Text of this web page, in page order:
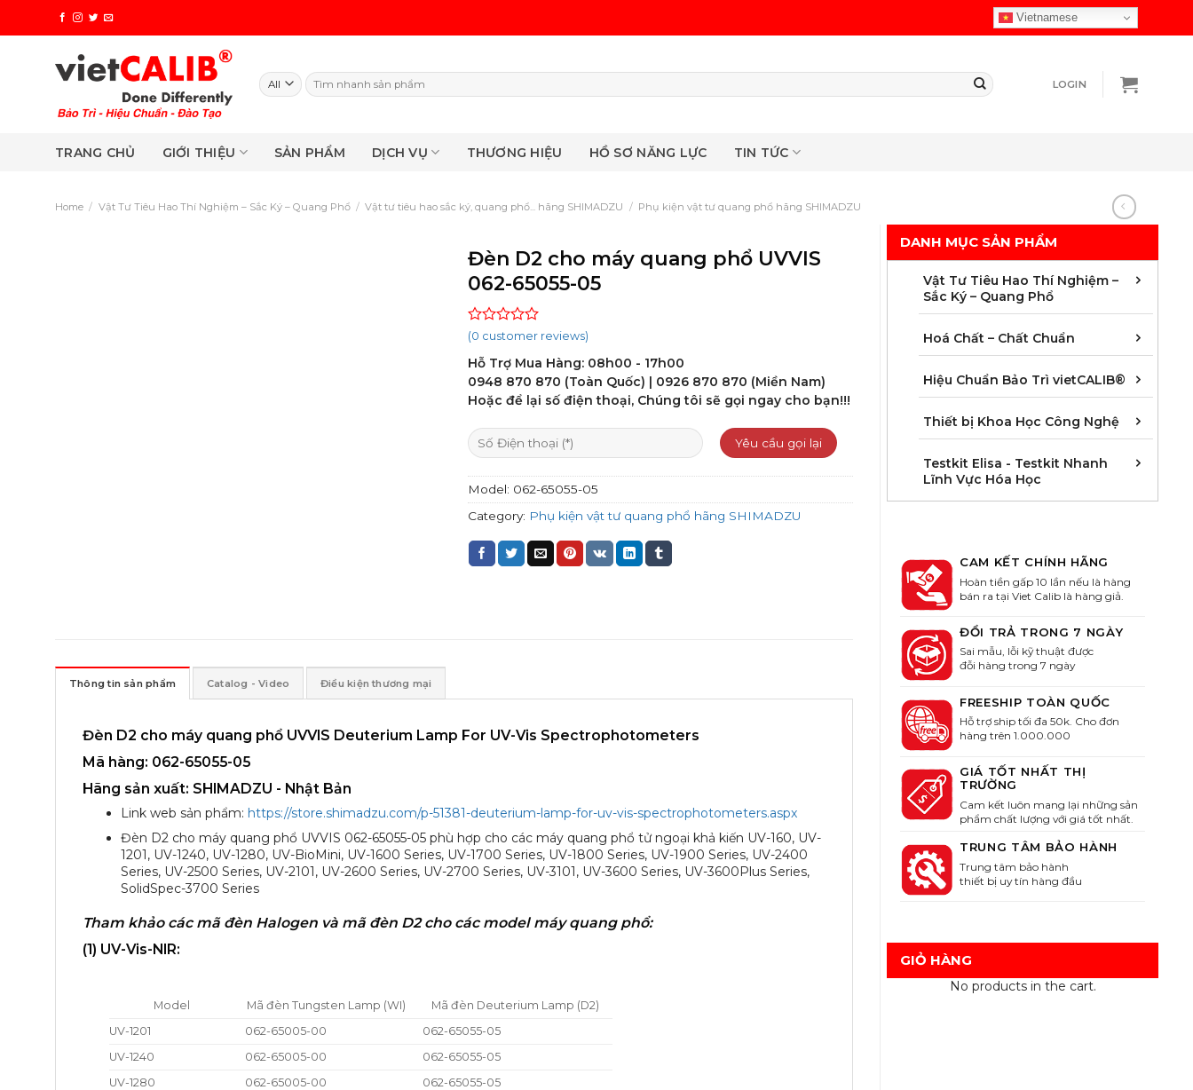
content
Vietnamese
Search
for:
LOGIN
TRANG CHỦ GIỚI THIỆU SẢN PHẨM DỊCH VỤ THƯƠNG HIỆU HỒ SƠ NĂNG LỰC TIN TỨC
Home / Vật Tư Tiêu Hao Thí Nghiệm – Sắc Ký – Quang Phổ / Vật tư tiêu hao sắc ký, quang phổ... hãng SHIMADZU / Phụ kiện vật tư quang phổ hãng SHIMADZU
DANH MỤC SẢN PHẨM
Vật Tư Tiêu Hao Thí Nghiệm –
Sắc Ký – Quang Phổ
Hoá Chất – Chất Chuẩn
Hiệu Chuẩn Bảo Trì vietCALIB®
Thiết bị Khoa Học Công Nghệ
Testkit Elisa - Testkit Nhanh
Lĩnh Vực Hóa Học
CAM KẾT CHÍNH HÃNG
Hoàn tiền gấp 10 lần nếu là hàng
bán ra tại Viet Calib là hàng giả.
ĐỔI TRẢ TRONG 7 NGÀY
Sai mẫu, lỗi kỹ thuật được
đỗi hàng trong 7 ngày
FREESHIP TOÀN QUỐC
Hỗ trợ ship tối đa 50k. Cho đơn
hàng trên 1.000.000
GIÁ TỐT NHẤT THỊ
TRƯỜNG
Cam kết luôn mang lại những sản
phẩm chất lượng với giá tốt nhất.
TRUNG TÂM BẢO HÀNH
Trung tâm bảo hành
thiết bị uy tín hàng đầu
GIỎ HÀNG
No products in the cart.
Đèn D2 cho máy quang phổ UVVIS
062-65055-05
Rated
out
of
(0 customer reviews)
Hỗ Trợ Mua Hàng: 08h00 - 17h00
0948 870 870 (Toàn Quốc) | 0926 870 870 (Miền Nam)
Hoặc để lại số điện thoại, Chúng tôi sẽ gọi ngay cho bạn!!!
Model: 062-65055-05
Category: Phụ kiện vật tư quang phổ hãng SHIMADZU
Thông tin sản phẩm Catalog - Video Điều kiện thương mại
Đèn D2 cho máy quang phổ UVVIS Deuterium Lamp For UV-Vis Spectrophotometers
Mã hàng: 062-65055-05
Hãng sản xuất: SHIMADZU - Nhật Bản
Link web sản phẩm: https://store.shimadzu.com/p-51381-deuterium-lamp-for-uv-vis-spectrophotometers.aspx
Đèn D2 cho máy quang phổ UVVIS 062-65055-05 phù hợp cho các máy quang phổ tử ngoại khả kiến UV-160, UV-
1201, UV-1240, UV-1280, UV-BioMini, UV-1600 Series, UV-1700 Series, UV-1800 Series, UV-1900 Series, UV-2400
Series, UV-2500 Series, UV-2101, UV-2600 Series, UV-2700 Series, UV-3101, UV-3600 Series, UV-3600Plus Series,
SolidSpec-3700 Series
Tham khảo các mã đèn Halogen và mã đèn D2 cho các model máy quang phổ:
(1) UV-Vis-NIR:
Model Mã đèn Tungsten Lamp (WI)
Mã đèn Deuterium Lamp (D2)
UV-1201
062-65005-00
062-65055-05
UV-1240
062-65005-00
062-65055-05
UV-1280
062-65005-00
062-65055-05